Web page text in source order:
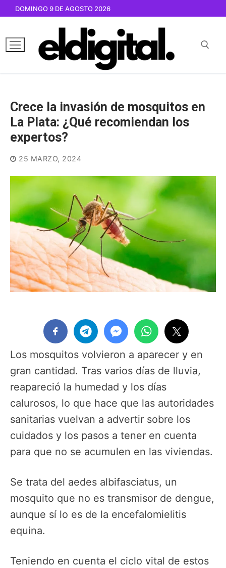
contenido
DOMINGO 9 DE AGOSTO 2026
Crece la invasión de mosquitos en
La Plata: ¿Qué recomiendan los
expertos?
25 MARZO, 2024
Los mosquitos volvieron a aparecer y en
gran cantidad. Tras varios días de lluvia,
reapareció la humedad y los días
calurosos, lo que hace que las autoridades
sanitarias vuelvan a advertir sobre los
cuidados y los pasos a tener en cuenta
para que no se acumulen en las viviendas.
Se trata del aedes albifasciatus, un
mosquito que no es transmisor de dengue,
aunque sí lo es de la encefalomielitis
equina.
Teniendo en cuenta el ciclo vital de estos